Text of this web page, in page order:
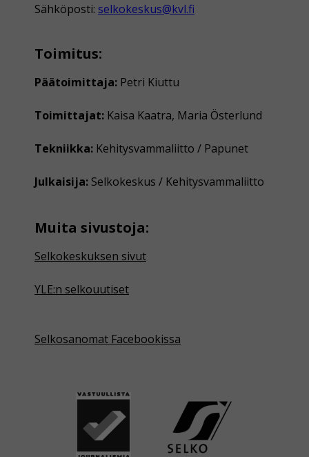
Sähköposti: selkokeskus@kvl.fi
Toimitus:
Päätoimittaja: Petri Kiuttu
Toimittajat: Kaisa Kaatra, Maria Österlund
Tekniikka: Kehitysvammaliitto / Papunet
Julkaisija: Selkokeskus / Kehitysvammaliitto
Muita sivustoja:
Selkokeskuksen sivut
YLE:n selkouutiset
Selkosanomat Facebookissa